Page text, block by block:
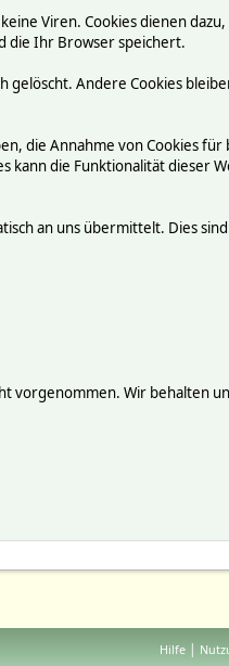
Viren. Cookies dienen
die Ihr Browser speichert.
gelöscht. Andere Cookies
die Annahme von Cookies
kann die Funktionalität dieser
an uns übermittelt. Dies
Wir behalten
Hilfe |